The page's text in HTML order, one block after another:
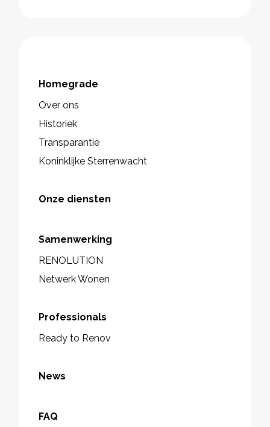
Homegrade
Over ons
Historiek
Transparantie
Koninklijke Sterrenwacht
Onze diensten
Samenwerking
RENOLUTION
Netwerk Wonen
Professionals
Ready to Renov
News
FAQ